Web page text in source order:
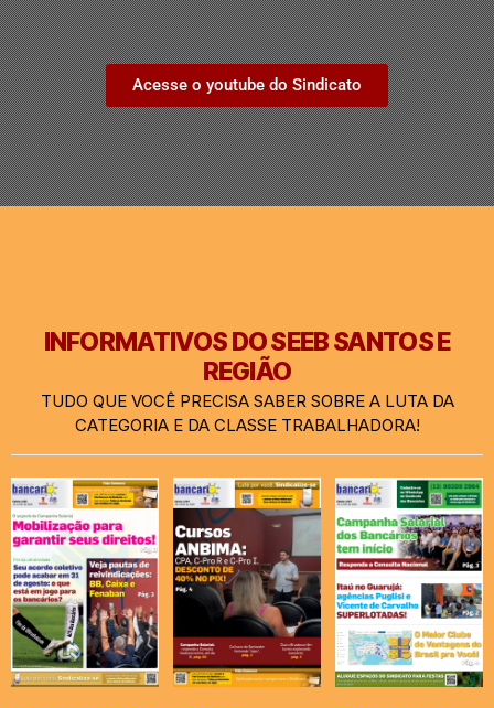
Acesse o youtube do Sindicato
INFORMATIVOS DO SEEB SANTOS E
REGIÃO
TUDO QUE VOCÊ PRECISA SABER SOBRE A LUTA DA
CATEGORIA E DA CLASSE TRABALHADORA!